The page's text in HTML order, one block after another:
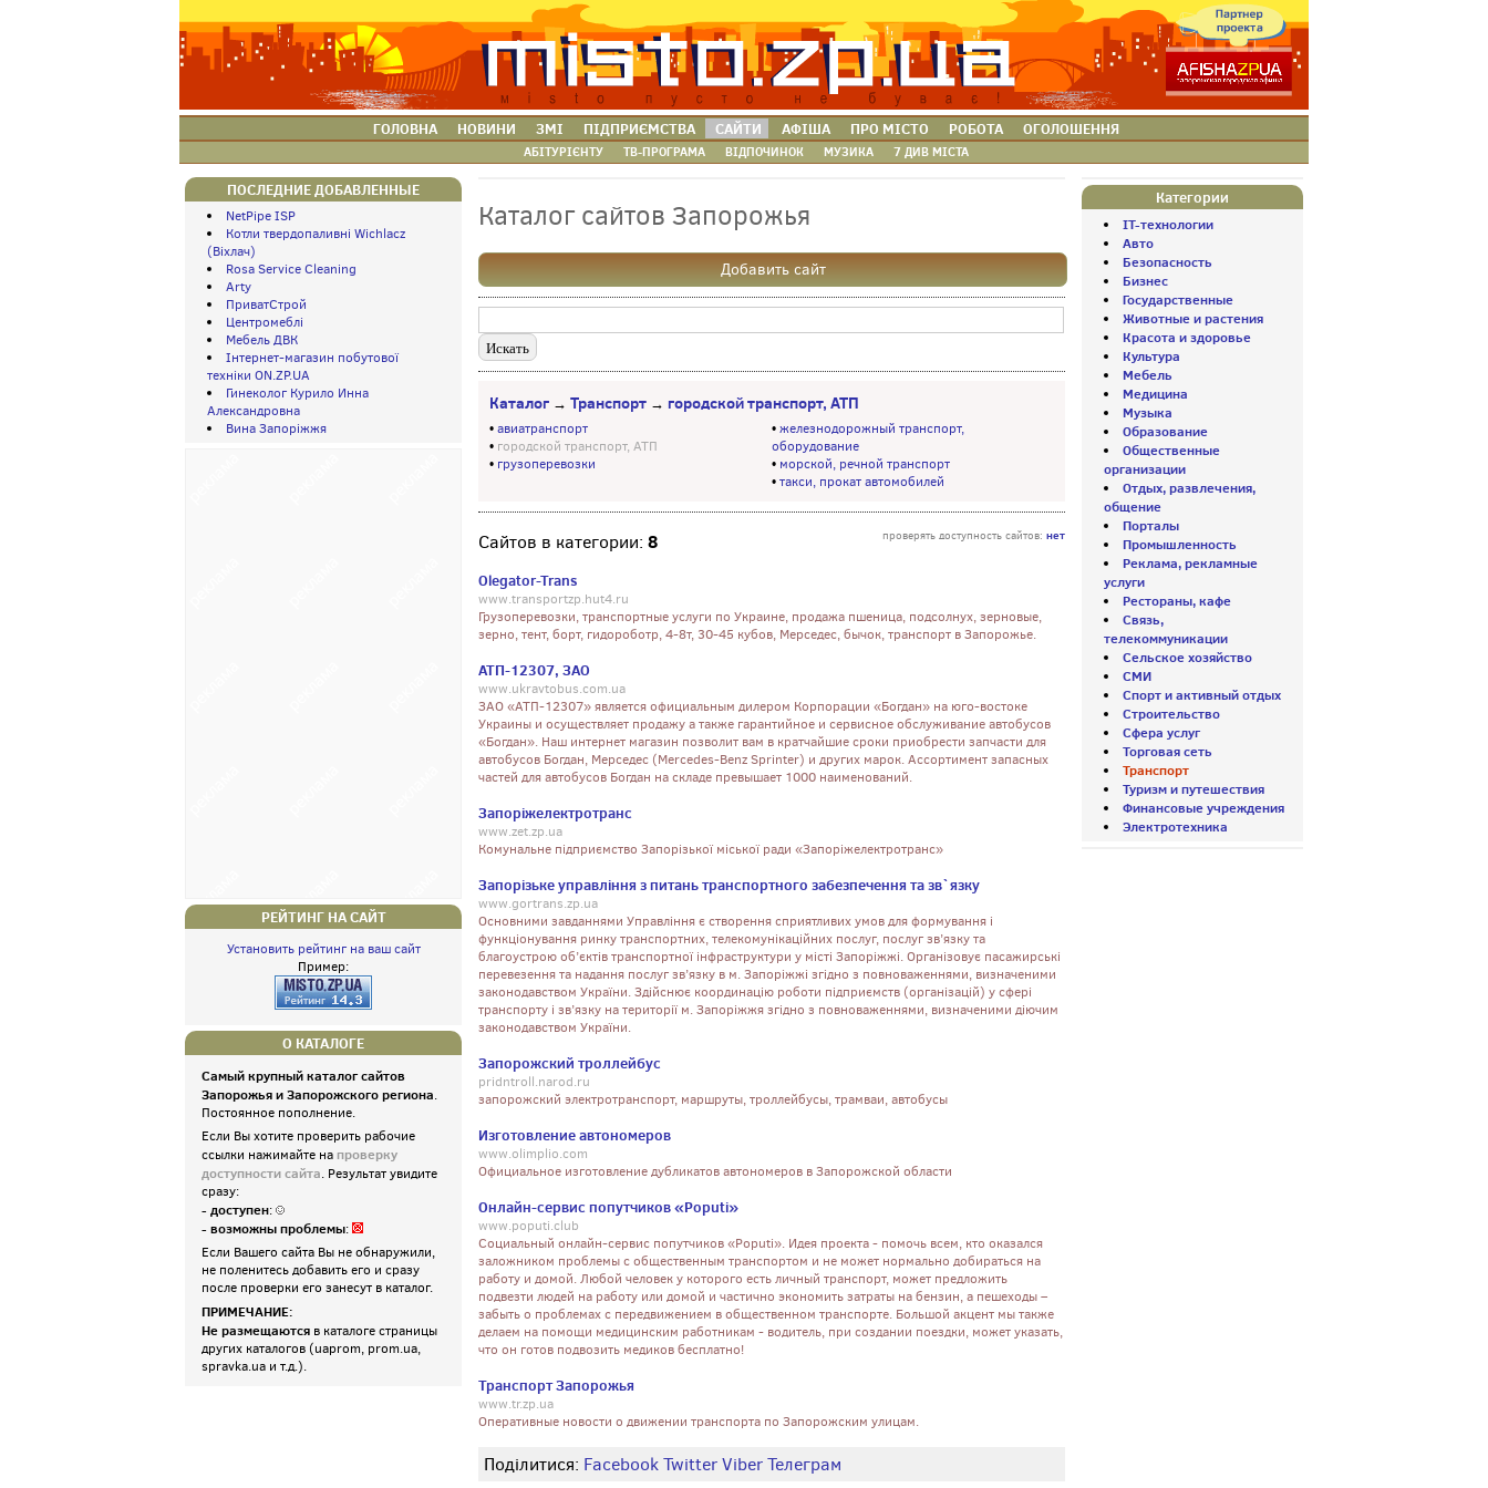
ГОЛОВНА НОВИНИ ЗМІ ПІДПРИЄМСТВА САЙТИ АФІША ПРО МІСТО РОБОТА ОГОЛОШЕННЯ
АБІТУРІЄНТУ ТВ-ПРОГРАМА ВІДПОЧИНОК МУЗИКА 7 ДИВ МІСТА
ПОСЛЕДНИЕ ДОБАВЛЕННЫЕ
NetPipe ISP
Котли твердопаливні Wichlacz
(Віхлач)
Rosa Service Cleaning
Arty
ПриватСтрой
Центромеблі
Мебель ДВК
Інтернет-магазин побутової
техніки ON.ZP.UA
Гинеколог Курило Инна
Александровна
Вина Запоріжжя
РЕЙТИНГ НА САЙТ
Установить рейтинг на ваш сайт
Пример:
О КАТАЛОГЕ
Самый крупный каталог сайтов
Запорожья и Запорожского региона.
Постоянное пополнение.
Если Вы хотите проверить рабочие
ссылки нажимайте на проверку
доступности сайта. Результат увидите
сразу:
- доступен:
- возможны проблемы:
Если Вашего сайта Вы не обнаружили,
не поленитесь добавить его и сразу
после проверки его занесут в каталог.
ПРИМЕЧАНИЕ:
Не размещаются в каталоге страницы
других каталогов (uaprom, prom.ua,
spravka.ua и т.д.).
Каталог сайтов Запорожья
Добавить сайт
Каталог → Транспорт → городской транспорт, АТП
•авиатранспорт
• городской транспорт, АТП
• грузоперевозки
•железнодорожный транспорт,
оборудование
• морской, речной транспорт
•такси, прокат автомобилей
проверять доступность сайтов: нет
Сайтов в категории: 8
Olegator-Trans
www.transportzp.hut4.ru
Грузоперевозки, транспортные услуги по Украине, продажа пшеница, подсолнух, зерновые,
зерно, тент, борт, гидороботр, 4-8т, 30-45 кубов, Мерседес, бычок, транспорт в Запорожье.
АТП-12307, ЗАО
www.ukravtobus.com.ua
ЗАО «АТП-12307» является официальным дилером Корпорации «Богдан» на юго-востоке
Украины и осуществляет продажу а также гарантийное и сервисное обслуживание автобусов
«Богдан». Наш интернет магазин позволит вам в кратчайшие сроки приобрести запчасти для
автобусов Богдан, Мерседес (Mercedes-Benz Sprinter) и других марок. Ассортимент запасных
частей для автобусов Богдан на складе превышает 1000 наименований.
Запоріжелектротранс
www.zet.zp.ua
Комунальне підприємство Запорізької міської ради «Запоріжелектротранс»
Запорізьке управління з питань транспортного забезпечення та зв`язку
www.gortrans.zp.ua
Основними завданнями Управління є створення сприятливих умов для формування і
функціонування ринку транспортних, телекомунікаційних послуг, послуг зв’язку та
благоустрою об’єктів транспортної інфраструктури у місті Запоріжжі. Організовує пасажирські
перевезення та надання послуг зв’язку в м. Запоріжжі згідно з повноваженнями, визначеними
законодавством України. Здійснює координацію роботи підприємств (організацій) у сфері
транспорту і зв’язку на території м. Запоріжжя згідно з повноваженнями, визначеними діючим
законодавством України.
Запорожский троллейбус
pridntroll.narod.ru
запорожский электротранспорт, маршруты, троллейбусы, трамваи, автобусы
Изготовление автономеров
www.olimplio.com
Официальное изготовление дубликатов автономеров в Запорожской области
Онлайн-сервис попутчиков «Poputi»
www.poputi.club
Социальный онлайн-сервис попутчиков «Poputi». Идея проекта - помочь всем, кто оказался
заложником проблемы с общественным транспортом и не может нормально добираться на
работу и домой. Любой человек у которого есть личный транспорт, может предложить
подвезти людей на работу или домой и частично экономить затраты на бензин, а пешеходы –
забыть о проблемах с передвижением в общественном транспорте. Большой акцент мы также
делаем на помощи медицинским работникам - водитель, при создании поездки, может указать,
что он готов подвозить медиков бесплатно!
Транспорт Запорожья
www.tr.zp.ua
Оперативные новости о движении транспорта по Запорожским улицам.
Поділитися: FacebookTwitterViberТелеграм
Категории
IT-технологии
Авто
Безопасность
Бизнес
Государственные
Животные и растения
Красота и здоровье
Культура
Мебель
Медицина
Музыка
Образование
Общественные
организации
Отдых, развлечения,
общение
Порталы
Промышленность
Реклама, рекламные
услуги
Рестораны, кафе
Связь,
телекоммуникации
Сельское хозяйство
СМИ
Спорт и активный отдых
Строительство
Сфера услуг
Торговая сеть
Транспорт
Туризм и путешествия
Финансовые учреждения
Электротехника